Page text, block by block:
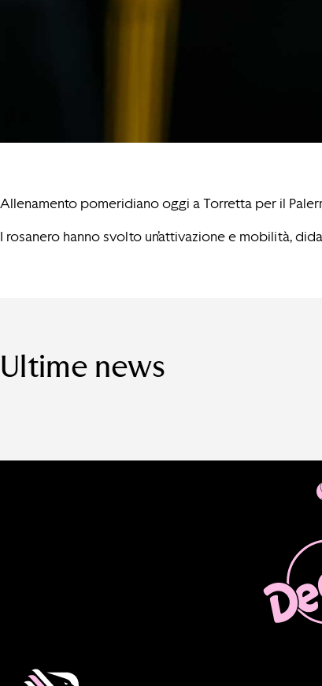
Allenamento pomeridiano oggi a Torretta per il
I rosanero hanno svolto un’attivazione e mobilità,
Ultime news